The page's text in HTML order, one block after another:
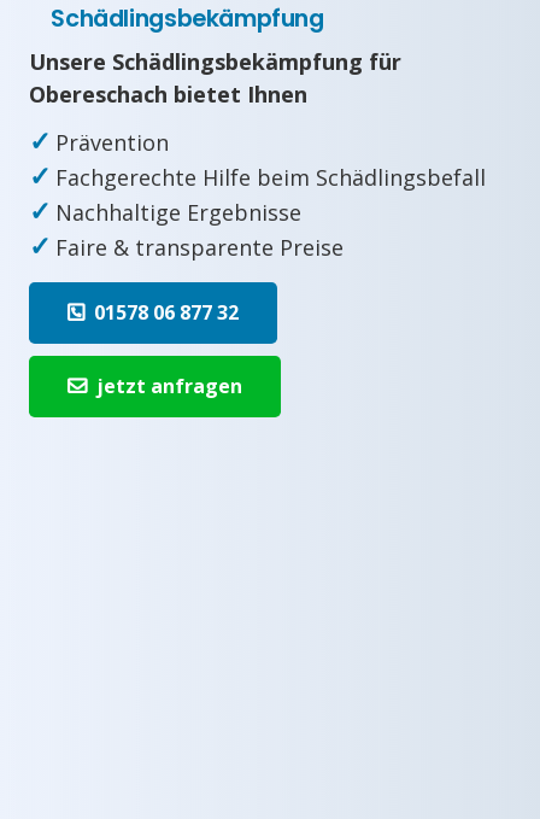
Schädlingsbekämpfung
Unsere Schädlingsbekämpfung für
Obereschach bietet Ihnen
✓ Prävention
✓ Fachgerechte Hilfe beim Schädlingsbefall
✓ Nachhaltige Ergebnisse
✓ Faire & transparente Preise
01578 06 877 32
jetzt anfragen